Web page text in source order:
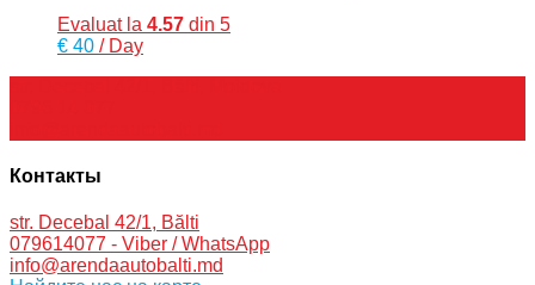
Evaluat la 4.57 din 5
€ 40 / Day
Контакты
str. Decebal 42/1, Bălti
079614077 - Viber / WhatsApp
info@arendaautobalti.md